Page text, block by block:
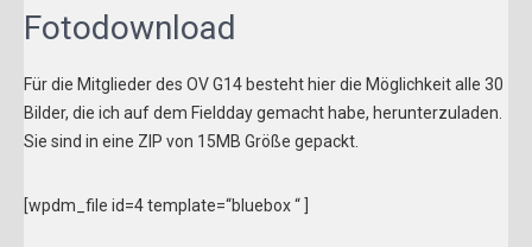
Fotodownload
Für die Mitglieder des OV G14 besteht hier die Möglichkeit alle 30
Bilder, die ich auf dem Fieldday gemacht habe, herunterzuladen.
Sie sind in eine ZIP von 15MB Größe gepackt.
[wpdm_file id=4 template=“bluebox “ ]